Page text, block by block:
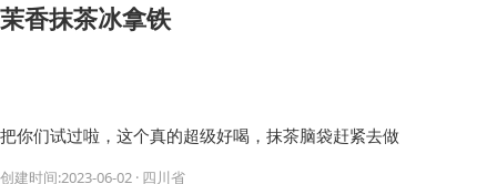
茉香抹茶冰拿铁
把你们试过啦，这个真的超级好喝，抹茶脑袋赶紧去做
创建时间:2023-06-02 · 四川省